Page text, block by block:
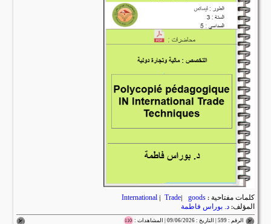
كلمات مفتاحية : International | Trade| goods
المؤلف:د. بوراس فاطمة
الرقم : 599 | التاريخ : 09/06/2026 | المشاهدات : 110